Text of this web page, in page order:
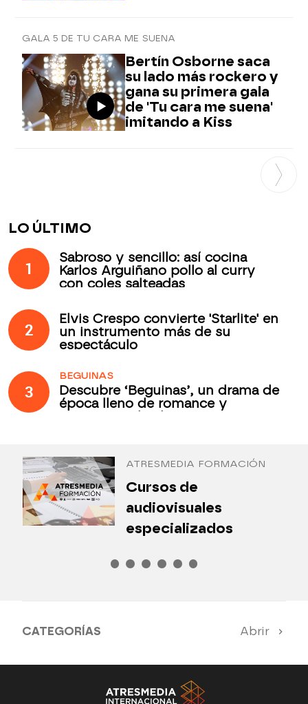
GALA 5 DE TU CARA ME SUENA
Bertín Osborne saca
su lado más rockero y
gana su primera gala
de 'Tu cara me suena'
imitando a Kiss
LO ÚLTIMO
1
Sabroso y sencillo: así cocina
Karlos Arguiñano pollo al curry
con coles salteadas
2
Elvis Crespo convierte 'Starlite' en
un instrumento más de su
espectáculo
3
BEGUINAS
Descubre ‘Beguinas’, un drama de
época lleno de romance y
ATRESMEDIA FORMACIÓN
Cursos de
audiovisuales
especializados
CATEGORÍAS Abrir
Antena 3 Noticias El Hormiguero